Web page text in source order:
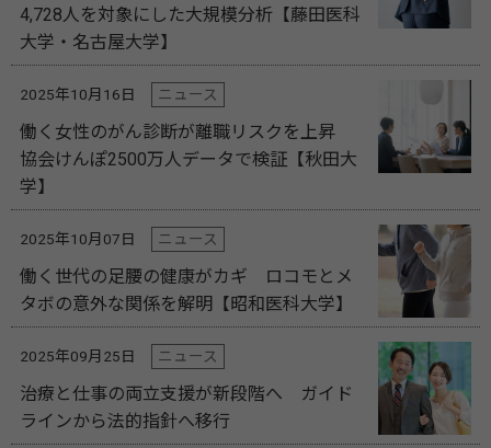
4,728人を対象にした大規模分析【藤田医科
大学・名古屋大学】
2025年10月16日 ニュース
働く女性のがん診断が離職リスクを上昇
協会けんぽ2500万人データで検証【秋田大
学】
2025年10月07日 ニュース
働く世代の足腰の健康がカギ ロコモとメ
タボの意外な関係を解明【昭和医科大学】
2025年09月25日 ニュース
治療と仕事の両立支援が新段階へ ガイド
ラインから法的指針へ移行